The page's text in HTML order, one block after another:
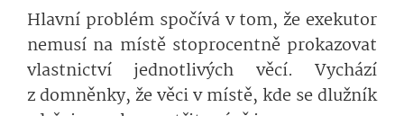
Hlavní problém spočívá v tom, že exekutor
nemusí na místě stoprocentně prokazovat
vlastnictví jednotlivých věcí. Vychází
z domněnky, že věci v místě, kde se dlužník